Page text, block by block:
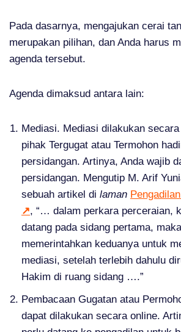
Pada dasarnya, mengajukan cerai
merupakan pilihan, dan Anda harus
agenda tersebut.
Agenda dimaksud antara lain:
Mediasi. Mediasi dilakukan secara
pihak Tergugat atau Termohon
persidangan. Artinya, Anda wajib
persidangan. Mengutip M. Arif
sebuah artikel di laman
↗, “… dalam perkara perceraian,
datang pada sidang pertama,
memerintahkan keduanya untuk
mediasi, setelah terlebih dahulu
Hakim di ruang sidang ….”
Pembacaan Gugatan atau
dapat dilakukan secara online.